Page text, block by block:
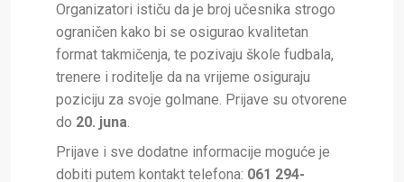
Organizatori ističu da je broj učesnika strogo
ograničen kako bi se osigurao kvalitetan
format takmičenja, te pozivaju škole fudbala,
trenere i roditelje da na vrijeme osiguraju
poziciju za svoje golmane. Prijave su otvorene
do 20. juna.
Prijave i sve dodatne informacije moguće je
dobiti putem kontakt telefona: 061 294-